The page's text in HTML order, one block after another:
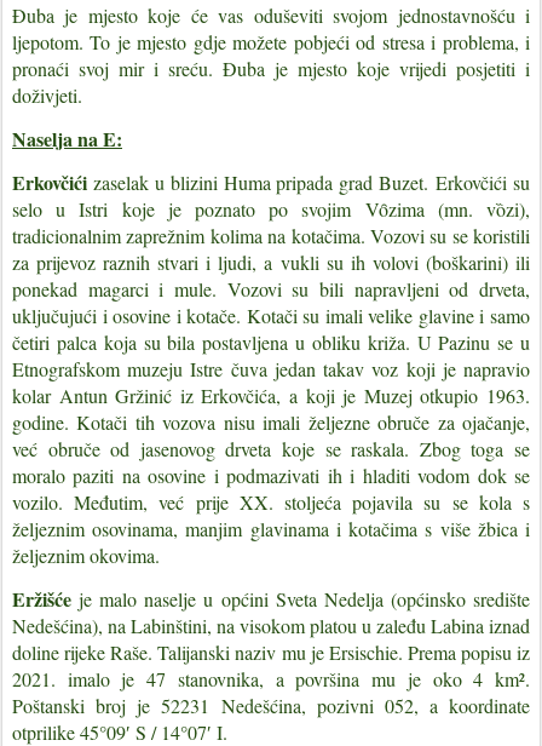
Đuba je mjesto koje će vas oduševiti svojom jednostavnošću i
ljepotom. To je mjesto gdje možete pobjeći od stresa i problema, i
pronaći svoj mir i sreću. Đuba je mjesto koje vrijedi posjetiti i
doživjeti.
Naselja na E:
Erkovčići zaselak u blizini Huma pripada grad Buzet.Erkovčići su
selo u Istri koje je poznato po svojim Vȏzima (mn. vȍzi),
tradicionalnim zaprežnim kolima na kotačima. Vozovi su se koristili
za prijevoz raznih stvari i ljudi, a vukli su ih volovi (boškarini) ili
ponekad magarci i mule. Vozovi su bili napravljeni od drveta,
uključujući i osovine i kotače. Kotači su imali velike glavine i samo
četiri palca koja su bila postavljena u obliku križa. U Pazinu se u
Etnografskom muzeju Istre čuva jedan takav voz koji je napravio
kolar Antun Gržinić iz Erkovčića, a koji je Muzej otkupio 1963.
godine. Kotači tih vozova nisu imali željezne obruče za ojačanje,
već obruče od jasenovog drveta koje se raskala. Zbog toga se
moralo paziti na osovine i podmazivati ih i hladiti vodom dok se
vozilo. Međutim, već prije XX. stoljeća pojavila su se kola s
željeznim osovinama, manjim glavinama i kotačima s više žbica i
željeznim okovima.
Eržišće je malo naselje u općini Sveta Nedelja (općinsko središte
Nedešćina), na Labinštini, na visokom platou u zaleđu Labina iznad
doline rijeke Raše. Talijanski naziv mu je Ersischie. Prema popisu iz
2021. imalo je 47 stanovnika, a površina mu je oko 4 km².
Poštanski broj je 52231 Nedešćina, pozivni 052, a koordinate
otprilike 45°09′ S / 14°07′ I.